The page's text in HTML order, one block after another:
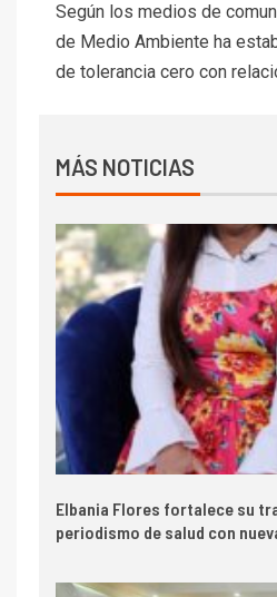
Según los medios de
de Medio Ambiente ha
de tolerancia cero con
MÁS NOTICIAS
Elbania Flores fortalece su
periodismo de salud con